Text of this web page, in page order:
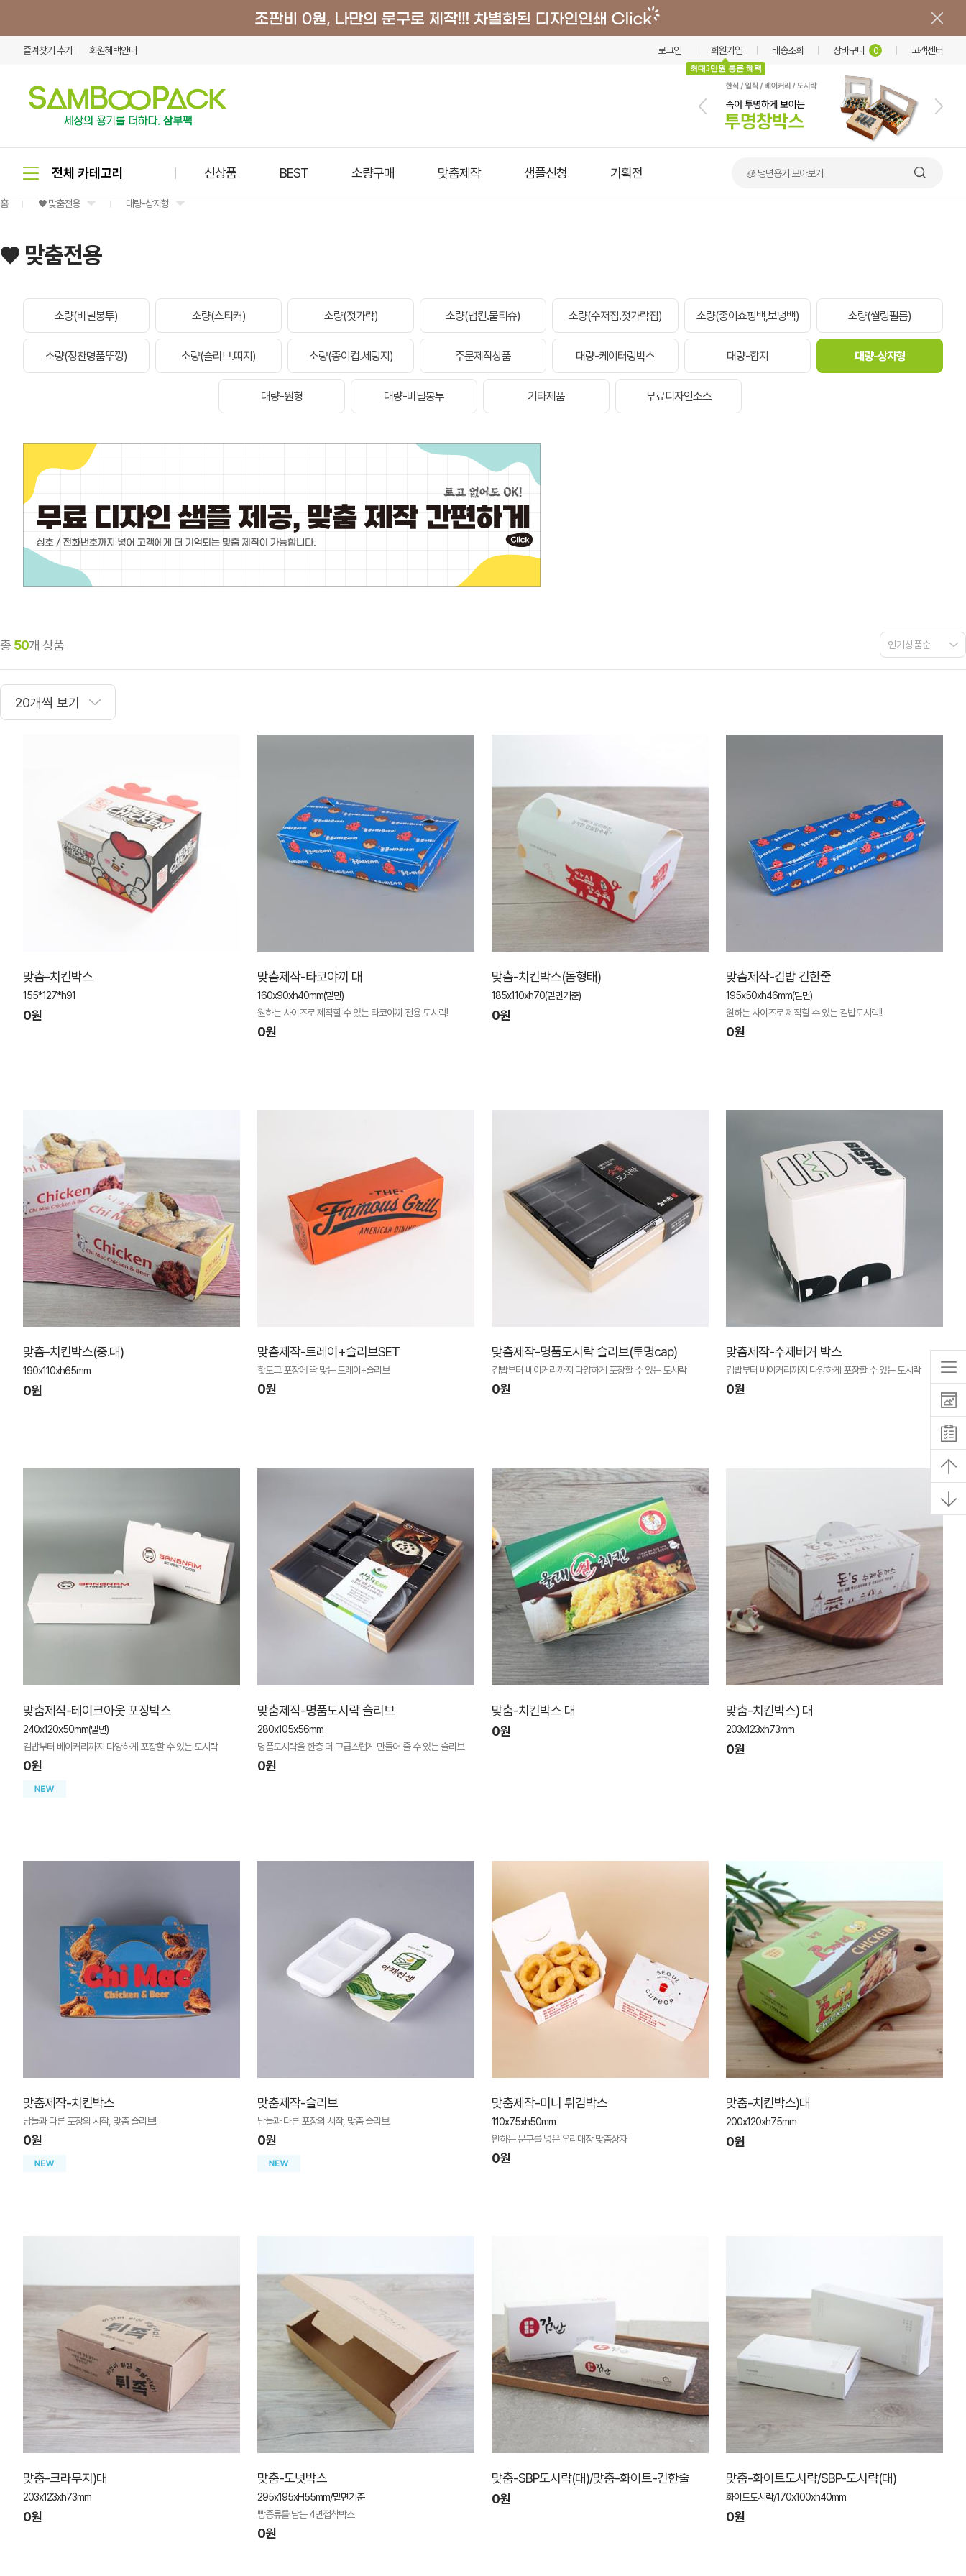
즐겨찾기 추가 회원혜택안내 로그인 회원가입
최대5만원 통큰 혜택
배송조회 장바구니 0 고객센터
신상품 BEST 소량구매 맞춤제작 샘플신청 기획전 🍲 덮밥·비빔밥 가마솥용기
홈 ♥ 맞춤전용 대량-상자형
♥ 맞춤전용
소량(비닐봉투) 소량(스티커) 소량(젓가락) 소량(냅킨.물티슈) 소량(수저집.젓가락집) 소량(종이쇼핑백,보냉백) 소량(씰링필름)
소량(정찬명품뚜껑) 소량(슬리브.띠지) 소량(종이컵.세팅지) 주문제작상품 대량-케이터링박스 대량-합지 대량-상자형
대량-원형 대량-비닐봉투 기타제품 무료디자인소스
총 50개 상품
맞춤-치킨박스
155*127*h91
0원
맞춤제작-타코야끼 대
160x90xh40mm(밑면)
원하는 사이즈로 제작할 수 있는 타코야끼 전용 도시락!
0원
맞춤-치킨박스(돔형태)
185x110xh70(밑면기준)
0원
맞춤제작-김밥 긴한줄
195x50xh46mm(밑면)
원하는 사이즈로 제작할 수 있는 김밥도시락!!
0원
맞춤-치킨박스(중.대)
190x110xh65mm
0원
맞춤제작-트레이+슬리브SET
핫도그 포장에 딱 맞는 트레이+슬리브
0원
맞춤제작-명품도시락 슬리브(투명cap)
김밥부터 베이커리까지 다양하게 포장할 수 있는 도시락
0원
맞춤제작-수제버거 박스
김밥부터 베이커리까지 다양하게 포장할 수 있는 도시락
0원
맞춤제작-테이크아웃 포장박스
240x120x50mm(밑면)
김밥부터 베이커리까지 다양하게 포장할 수 있는 도시락
0원
맞춤제작-명품도시락 슬리브
280x105x56mm
명품도시락을 한층 더 고급스럽게 만들어 줄 수 있는 슬리브
0원
맞춤-치킨박스 대
0원
맞춤-치킨박스) 대
203x123xh73mm
0원
맞춤제작-치킨박스
남들과 다른 포장의 시작, 맞춤 슬리브!
0원
맞춤제작-슬리브
남들과 다른 포장의 시작, 맞춤 슬리브!
0원
맞춤제작-미니 튀김박스
110x75xh50mm
원하는 문구를 넣은 우리매장 맞춤상자
0원
맞춤-치킨박스)대
200x120xh75mm
0원
맞춤-크라무지)대
203x123xh73mm
0원
맞춤-도넛박스
295x195xH55mm/밑면기준
빵종류를 담는 4면접착박스
0원
맞춤-SBP도시락(대)/맞춤-화이트-긴한줄
0원
맞춤-화이트도시락/SBP-도시락(대)
화이트도시락/170x100xh40mm
0원